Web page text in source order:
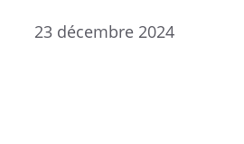
23 décembre 2024